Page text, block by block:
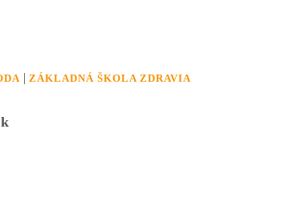
| ZÁKLADNÁ ŠKOLA ZDRAVIA